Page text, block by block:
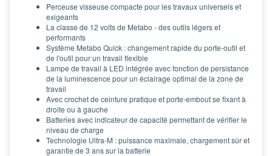
Perceuse visseuse compacte pour les travaux universels et
exigeants
La classe de 12 volts de Metabo - des outils légers et
performants
Système Metabo Quick : changement rapide du porte-outil et
de l'outil pour un travail flexible
Lampe de travail à LED intégrée avec fonction de persistance
de la luminescence pour un éclairage optimal de la zone de
travail
Avec crochet de ceinture pratique et porte-embout se fixant à
droite ou à gauche
Batteries avec indicateur de capacité permettant de vérifier le
niveau de charge
Technologie Ultra-M : puissance maximale, chargement sûr et
garantie de 3 ans sur la batterie